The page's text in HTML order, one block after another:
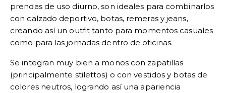
prendas de uso diurno, son ideales para combinarlos
con calzado deportivo, botas, remeras y jeans,
creando así un outfit tanto para momentos casuales
como para las jornadas dentro de oficinas.
Se integran muy bien a monos con zapatillas
(principalmente stilettos) o con vestidos y botas de
colores neutros, logrando así una apariencia